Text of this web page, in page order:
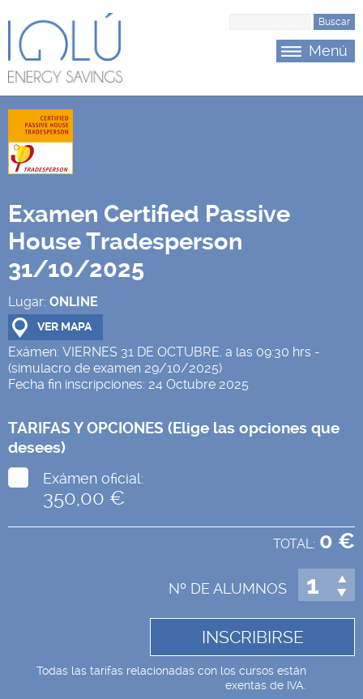
Saltar al menu principal
r
Menú
Examen Certified Passive
House Tradesperson
31/10/2025
Lugar: ONLINE
VER MAPA
Exámen: VIERNES 31 DE OCTUBRE. a las 09:30 hrs -
(simulacro de examen 29/10/2025)
Fecha fin inscripciones: 24 Octubre 2025
TARIFAS Y OPCIONES (Elige las opciones que
desees)
Exámen oficial:
350,00 €
TOTAL: 0 €
Nº DE ALUMNOS
Todas las tarifas relacionadas con los cursos están
exentas de IVA.